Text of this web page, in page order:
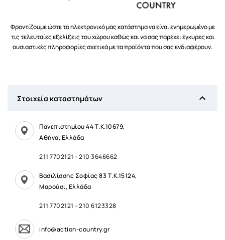
Φροντίζουμε ώστε το ηλεκτρονικό μας κατάστημα να είναι ενημερωμένο με
τις τελευταίες εξελίξεις του χώρου καθώς και να σας παρέχει έγκυρες και
ουσιαστικές πληροφορίες σχετικά με τα προϊόντα που σας ενδιαφέρουν.
Στοιχεία καταστημάτων 
Πανεπιστημίου 44 Τ.Κ.10679,
Αθήνα, Ελλάδα
211 7702121 -210 3646662
Βασιλίσσης Σοφίας 83 Τ.Κ.15124,
Μαρούσι, Ελλάδα
211 7702121 -210 6123328
info@action-country.gr